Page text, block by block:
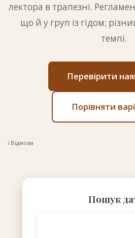
лектора в трапезні.
що й у груп із гідом;
темпі.
Перевірити
Порівняти
ℹ️ Відмова
Пошук